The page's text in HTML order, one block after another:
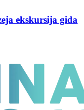
ekskursija gida